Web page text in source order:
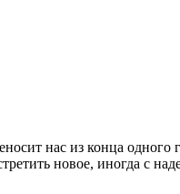
нас из конца одного
новое, иногда